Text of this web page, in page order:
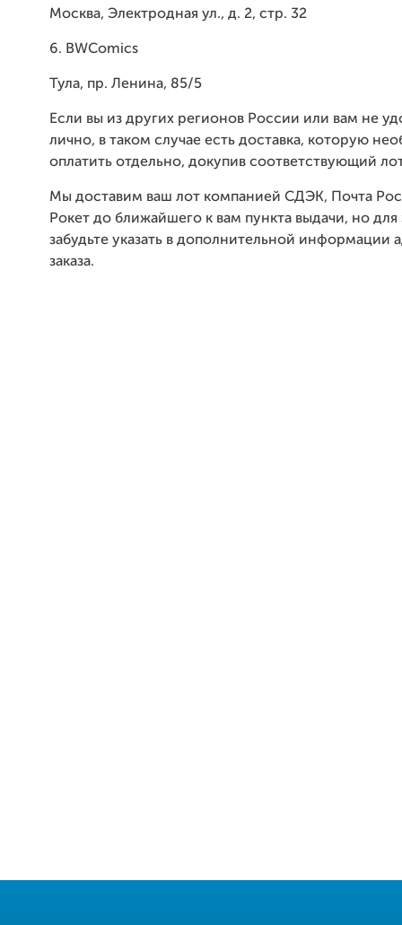
Москва, Электродная ул., д. 2, стр. 32
6. BWComics
Тула, пр. Ленина, 85/5
Если вы из других регионов России или вам не
лично, в таком случае есть доставка, которую
оплатить отдельно, докупив соответствующий
Мы доставим ваш лот компанией СДЭК, Почта
Рокет до ближайшего к вам пункта выдачи, но для
забудьте указать в дополнительной информации
заказа.